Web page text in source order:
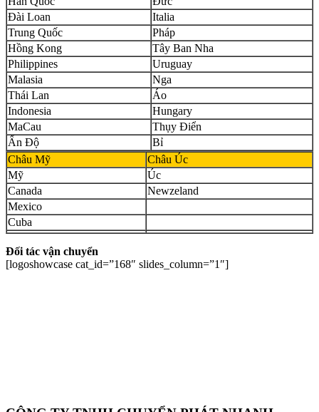
Đài Loan
Italia
Trung Quốc
Pháp
Hồng Kong
Tây Ban Nha
Philippines
Uruguay
Malasia
Nga
Thái Lan
Áo
Indonesia
Hungary
MaCau
Thụy Điển
Ấn Độ
Bỉ
Châu Mỹ
Châu Úc
Mỹ
Úc
Canada
Newzeland
Mexico
Cuba
Đối tác vận chuyển
[logoshowcase cat_id=”168″ slides_column=”1″]